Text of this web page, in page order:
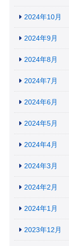
2024年10月
2024年9月
2024年8月
2024年7月
2024年6月
2024年5月
2024年4月
2024年3月
2024年2月
2024年1月
2023年12月